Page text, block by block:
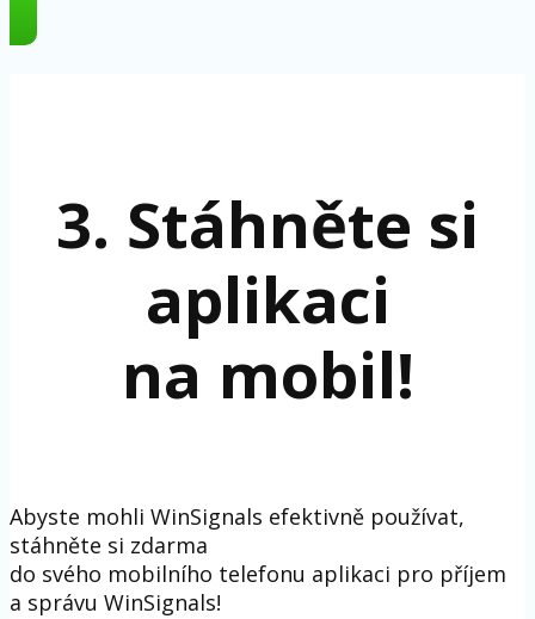
3. Stáhněte si
aplikaci
na mobil!
Abyste mohli WinSignals efektivně používat,
stáhněte si zdarma
do svého mobilního telefonu aplikaci pro příjem
a správu WinSignals!